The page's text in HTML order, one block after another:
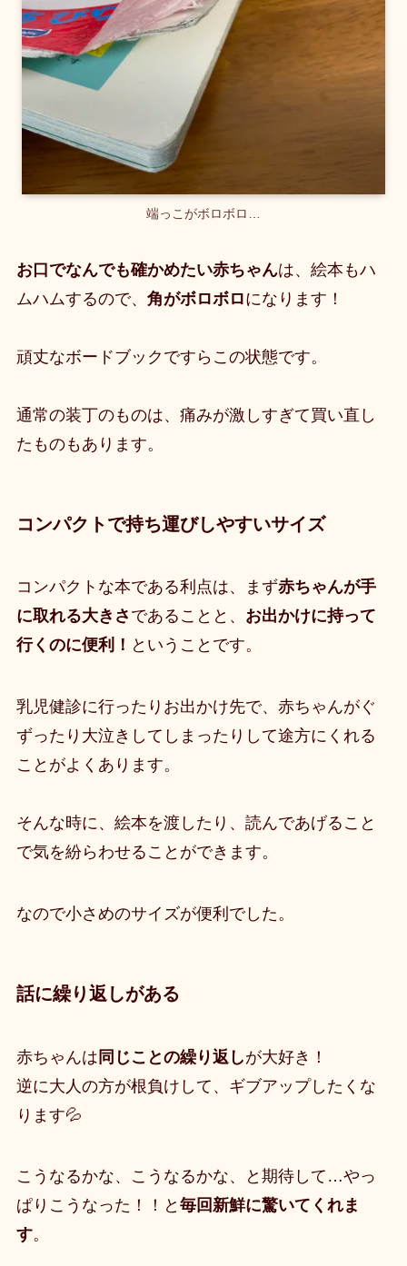
端っこがボロボロ…
お口でなんでも確かめたい赤ちゃんは、絵本もハ
ムハムするので、 角がボロボロになります！
頑丈なボードブックですらこの状態です。
通常の装丁のものは、痛みが激しすぎて買い直し
たものもあります。
コンパクトで持ち運びしやすいサイズ
コンパクトな本である利点は、まず赤ちゃんが手
に取れる大きさ であることと、 お出かけに持って
行くのに便利！ ということです。
乳児健診に行ったりお出かけ先で、赤ちゃんがぐ
ずったり大泣きしてしまったりして途方にくれる
ことがよくあります。
そんな時に、絵本を渡したり、読んであげること
で気を紛らわせることができます。
なので小さめのサイズが便利でした。
話に繰り返しがある
赤ちゃんは 同じことの繰り返しが大好き！
逆に大人の方が根負けして、ギブアップしたくな
ります💦
こうなるかな、こうなるかな、と期待して…やっ
ぱりこうなった！！と 毎回新鮮に驚いてくれま
す。